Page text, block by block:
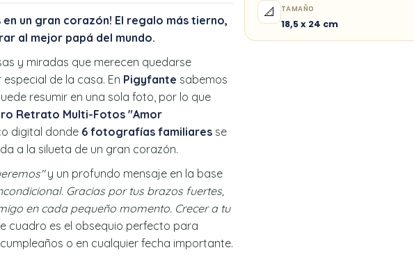
en un gran corazón! El regalo más tierno,
al mejor papá del mundo.
y miradas que merecen quedarse
de la casa. En Pigyfante sabemos
resumir en una sola foto, por lo que
Retrato Multi-Fotos "Amor
digital donde 6 fotografías familiares se
a la silueta de un gran corazón.
y un profundo mensaje en la base
Gracias por tus brazos fuertes,
en cada pequeño momento. Crecer a tu
cuadro es el obsequio perfecto para
o en cualquier fecha importante.
📐 TAMAÑO
18,5 x 24 cm